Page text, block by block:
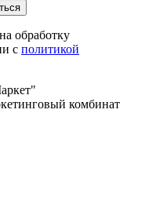
обработку
с политикой
комбинат